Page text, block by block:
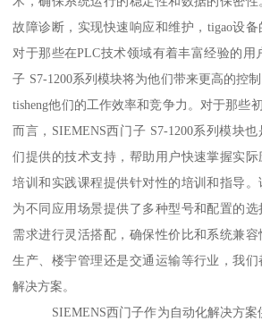
故障诊断，实现快速响应和维护，tigao设备
对于那些在PLC技术领域有着丰富经验的用
子 S7-1200系列模块将为他们带来更高的控
tisheng他们的工作效率和竞争力。对于那些
而言，SIEMENS西门子 S7-1200系列模块
们提供的技术支持，帮助用户快速掌握实
培训和实践课程提供针对性的培训和指导
为不同应用场景提供了多种型号和配置的
需求进行灵活搭配，确保性价比和系统兼
生产、楼宇管理还是交通运输等行业，我
解决方案。
SIEMENS西门子作为自动化解决方案供